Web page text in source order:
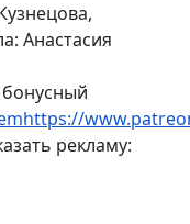
Анастасия
https://
рекламу: